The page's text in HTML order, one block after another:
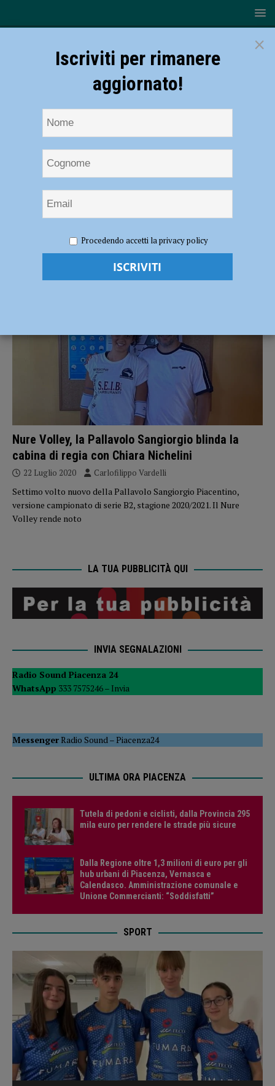
Nure Volley, la Pallavolo Sangiorgio blinda la
cabina di regia con Chiara Nichelini
22 Luglio 2020 Carlofilippo Vardelli
Settimo volto nuovo della Pallavolo Sangiorgio Piacentino,
versione campionato di serie B2, stagione 2020/2021. Il Nure
Volley rende noto
LA TUA PUBBLICITÀ QUI
INVIA SEGNALAZIONI
Radio Sound Piacenza 24
WhatsApp 333 7575246 – Invia
MessengerRadio Sound–Piacenza24
ULTIMA ORA PIACENZA
Tutela di pedoni e ciclisti, dalla Provincia 295
mila euro per rendere le strade più sicure
Dalla Regione oltre 1,3 milioni di euro per gli
hub urbani di Piacenza, Vernasca e
Calendasco. Amministrazione comunale e
Unione Commercianti: “Soddisfatti”
SPORT
×
Iscriviti per rimanere
aggiornato!
Procedendo accetti la privacy policy